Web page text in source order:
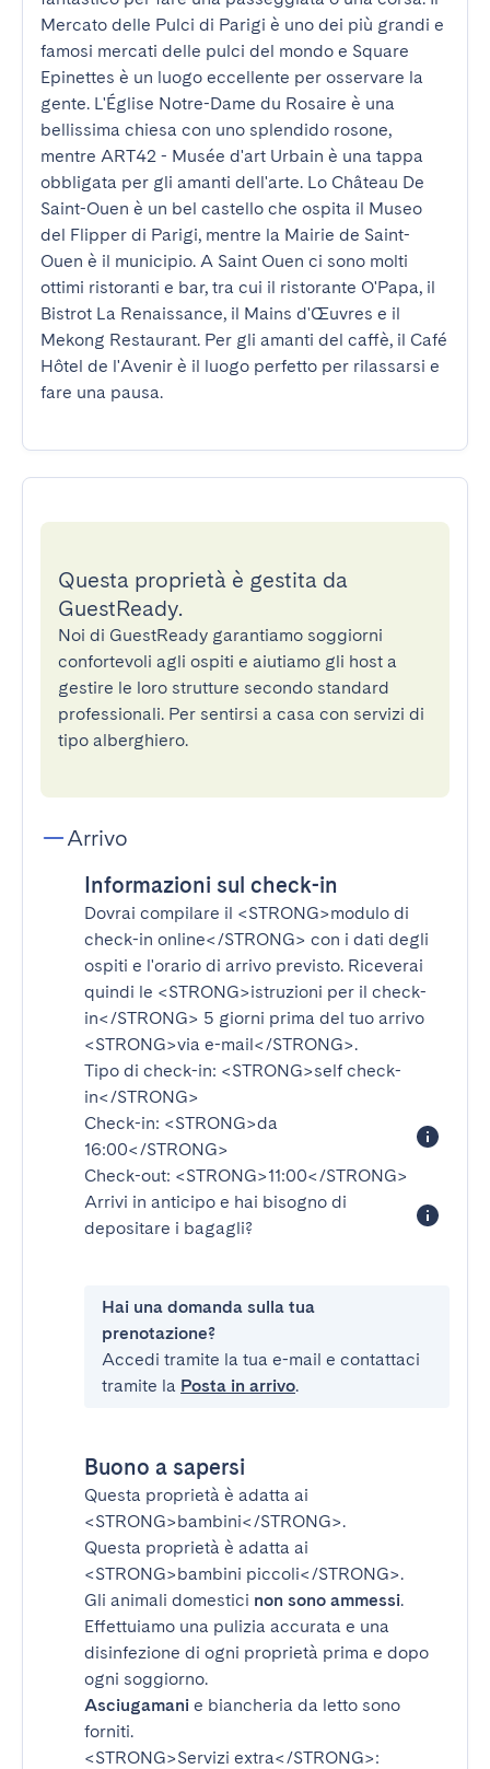
Mercato delle Pulci di Parigi è uno dei più grandi e
famosi mercati delle pulci del mondo e Square
Epinettes è un luogo eccellente per osservare la
gente. L'Église Notre-Dame du Rosaire è una
bellissima chiesa con uno splendido rosone,
mentre ART42 - Musée d'art Urbain è una tappa
obbligata per gli amanti dell'arte. Lo Château De
Saint-Ouen è un bel castello che ospita il Museo
del Flipper di Parigi, mentre la Mairie de Saint-
Ouen è il municipio. A Saint Ouen ci sono molti
ottimi ristoranti e bar, tra cui il ristorante O'Papa, il
Bistrot La Renaissance, il Mains d'Œuvres e il
Mekong Restaurant. Per gli amanti del caffè, il Café
Hôtel de l'Avenir è il luogo perfetto per rilassarsi e
fare una pausa.
Questa proprietà è gestita da
GuestReady.
Noi di GuestReady garantiamo soggiorni
confortevoli agli ospiti e aiutiamo gli host a
gestire le loro strutture secondo standard
professionali. Per sentirsi a casa con servizi di
tipo alberghiero.
Arrivo
Informazioni sul check-in
Dovrai compilare il <STRONG>modulo di
check-in online</STRONG> con i dati degli
ospiti e l'orario di arrivo previsto. Riceverai
quindi le <STRONG>istruzioni per il check-
in</STRONG> 5 giorni prima del tuo arrivo
<STRONG>via e-mail</STRONG>.
Tipo di check-in: <STRONG>self check-
in</STRONG>
Check-in: <STRONG>da
16:00</STRONG>
Check-out: <STRONG>11:00</STRONG>
Arrivi in anticipo e hai bisogno di
depositare i bagagli?
Hai una domanda sulla tua
prenotazione?
Accedi tramite la tua e-mail e contattaci
tramite la Posta in arrivo.
Buono a sapersi
Questa proprietà è adatta ai
<STRONG>bambini</STRONG>.
Questa proprietà è adatta ai
<STRONG>bambini piccoli</STRONG>.
Gli animali domestici non sono ammessi.
Effettuiamo una pulizia accurata e una
disinfezione di ogni proprietà prima e dopo
ogni soggiorno.
Asciugamani e biancheria da letto sono
forniti.
<STRONG>Servizi extra</STRONG>: